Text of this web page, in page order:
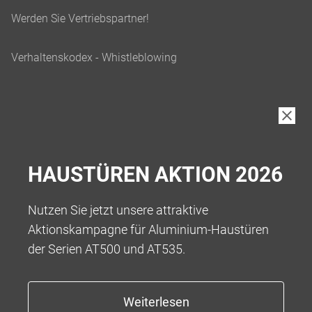
HAUSTÜREN AKTION 2026
Nutzen Sie jetzt unsere attraktive
Aktionskampagne für Aluminium-Haustüren
der Serien AT500 und AT535.